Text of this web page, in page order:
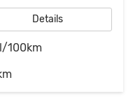
Details
100km